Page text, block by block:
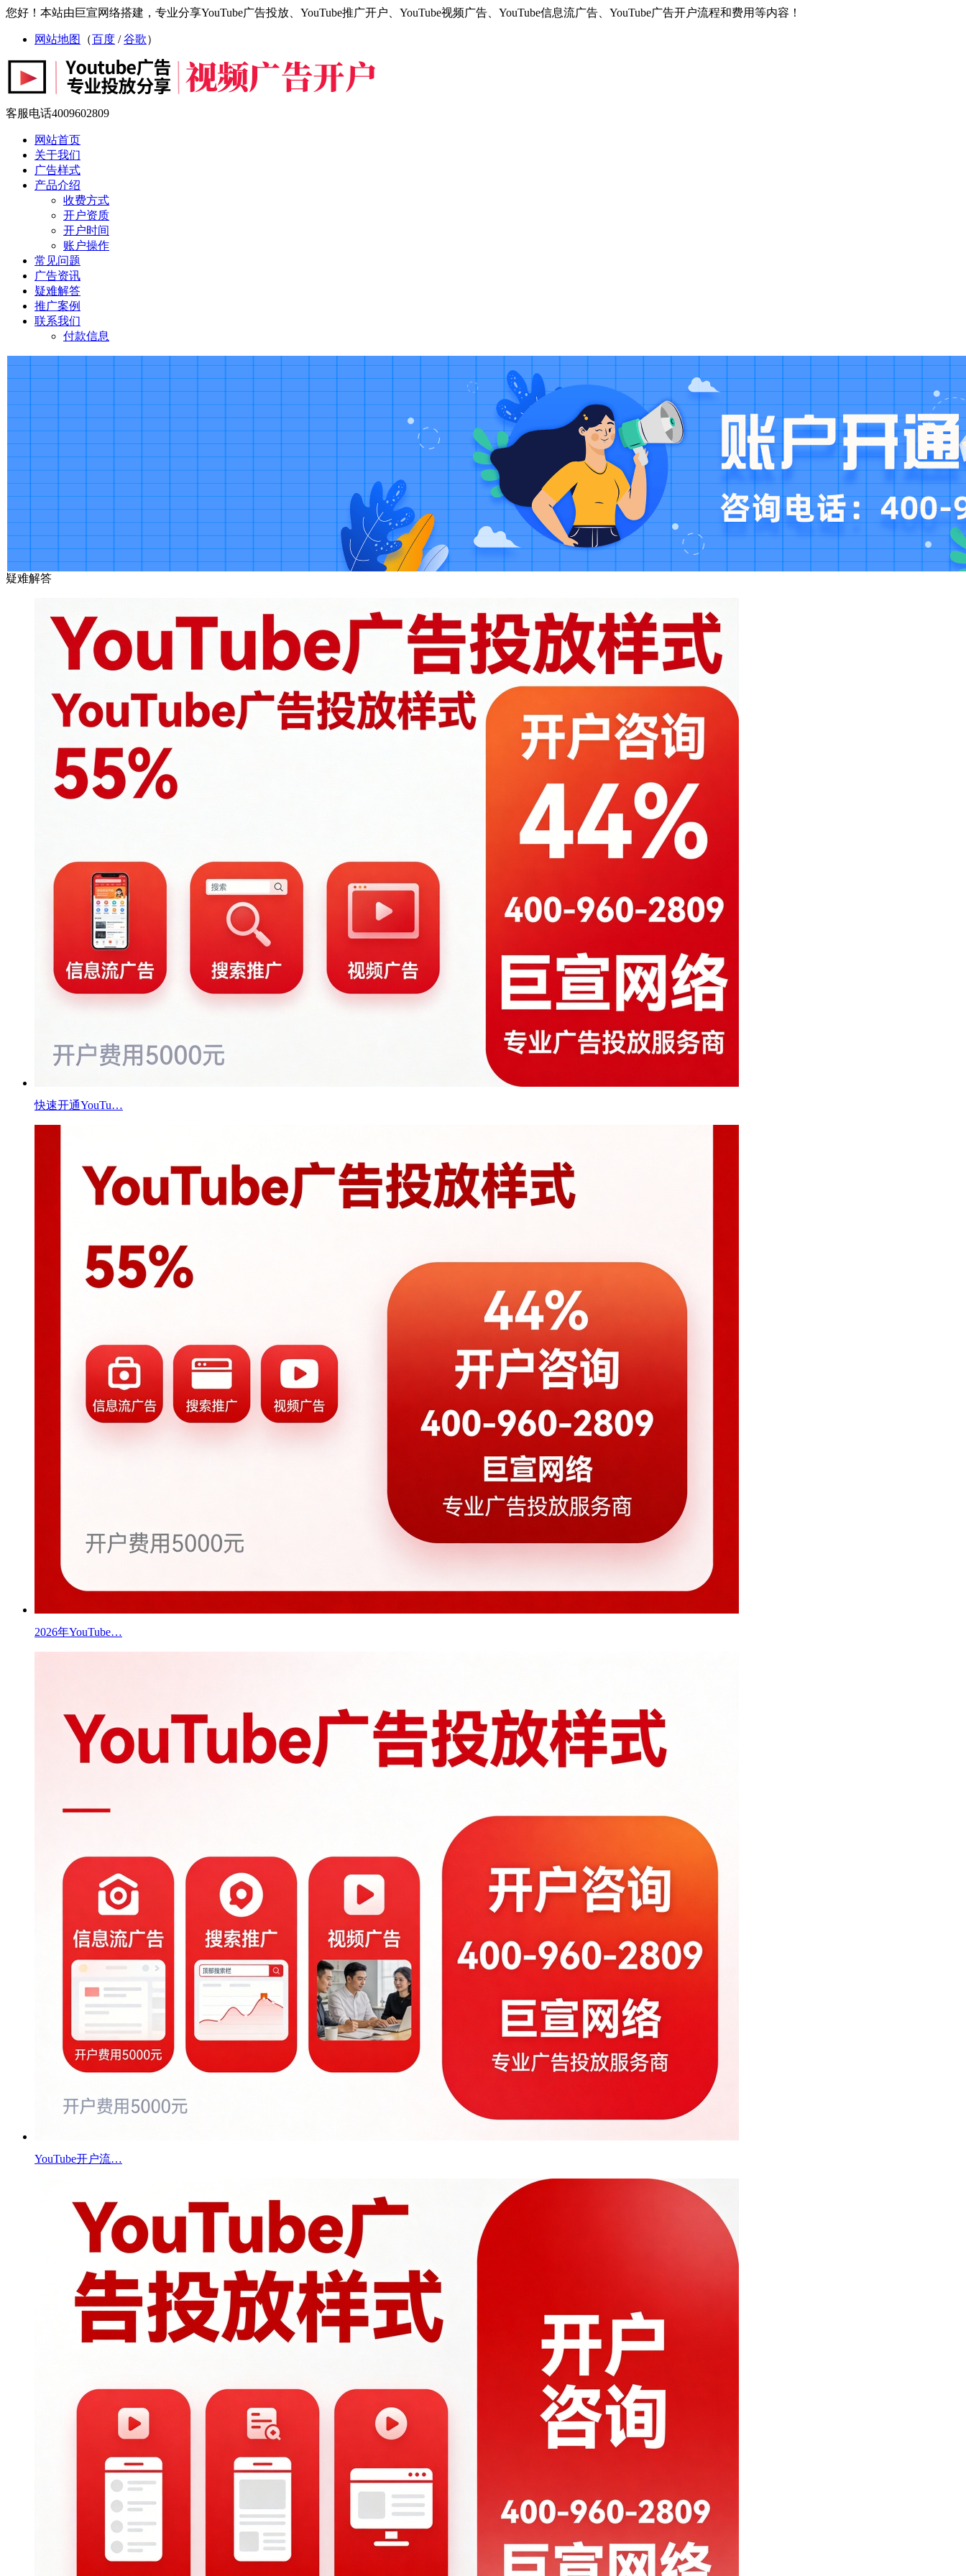
您好！本站由巨宣网络搭建，专业分享YouTube广告投放、YouTube推广开户、YouTube视频广告、YouTube信息流广告、YouTube广告开户流程和费用等内容！
网站地图 （百度 /谷歌）
客服电话4009602809
网站首页
关于我们
广告样式
产品介绍
收费方式
开户资质
开户时间
账户操作
常见问题
广告资讯
疑难解答
推广案例
联系我们
付款信息
疑难解答
快速开通YouTu…
2026年YouTube…
YouTube开户流…